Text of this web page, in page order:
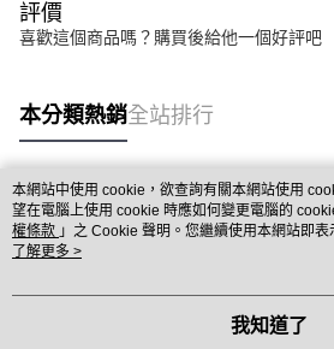
評價
喜歡這個商品嗎？購買後給他一個好評吧
本分類熱銷全站排行
熱門標籤
本網站中使用 cookie，欲查詢有關本網站使用
望在電腦上使用 cookie 時應如何變更電腦的
權條款 」之 Cookie 聲明。您繼續使用本網站即
用條款之 Cookie 聲明使用 cookie。
了解更多 >
我知道了